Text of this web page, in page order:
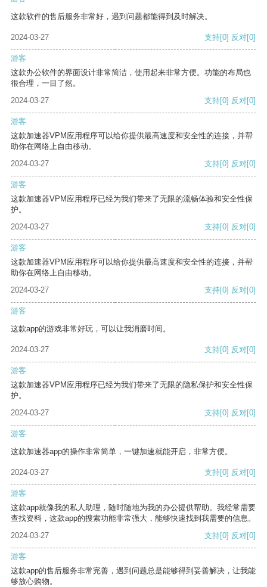
这款软件的售后服务非常好，遇到问题都能得到及时解决。
2024-03-27 支持[0] 反对[0]
游客
这款办公软件的界面设计非常简洁，使用起来非常方便。功能的布局也
很合理，一目了然。
2024-03-27
支持[0] 反对[0]
游客
这款加速器VPM应用程序可以给你提供最高速度和安全性的连接，并帮
助你在网络上自由移动。
2024-03-27
支持[0] 反对[0]
游客
这款加速器VPM应用程序已经为我们带来了无限的流畅体验和安全性保
护。
2024-03-27
支持[0] 反对[0]
游客
这款加速器VPM应用程序可以给你提供最高速度和安全性的连接，并帮
助你在网络上自由移动。
2024-03-27
支持[0] 反对[0]
游客
这款app的游戏非常好玩，可以让我消磨时间。
2024-03-27 支持[0] 反对[0]
游客
这款加速器VPM应用程序已经为我们带来了无限的隐私保护和安全性保
护。
2024-03-27
支持[0] 反对[0]
游客
这款加速器app的操作非常简单，一键加速就能开启，非常方便。
2024-03-27 支持[0] 反对[0]
游客
这款app就像我的私人助理，随时随地为我的办公提供帮助。我经常需要
查找资料，这款app的搜索功能非常强大，能够快速找到我需要的信息。
2024-03-27
支持[0] 反对[0]
游客
这款app的售后服务非常完善，遇到问题总是能够得到妥善解决，让我能
够放心购物。